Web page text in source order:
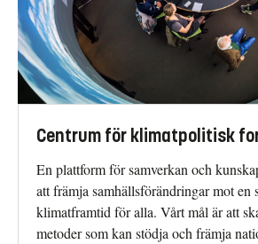
Centrum för klimatpolitisk
En plattform för samverkan och
att främja samhällsförändringar mot en
klimatframtid för alla. Vårt mål är att
metoder som kan stödja och främja